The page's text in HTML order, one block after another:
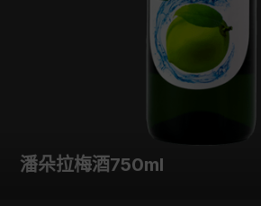
潘朵拉梅酒300ml